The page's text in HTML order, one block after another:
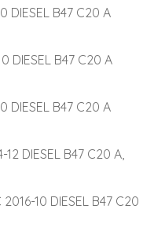
DIESEL B47 C20 A
DIESEL B47 C20 A
DIESEL B47 C20 A
12 DIESEL B47 C20 A,
10 DIESEL B47 C20